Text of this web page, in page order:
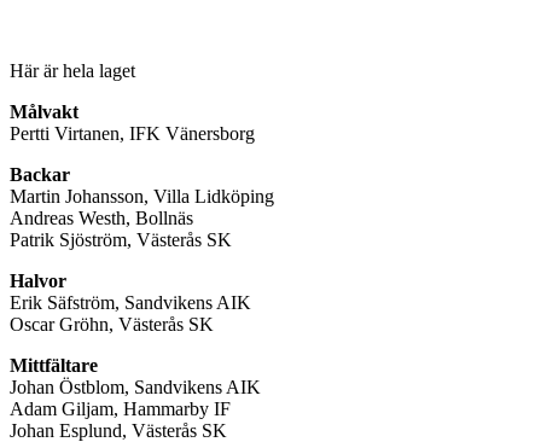
Här är hela laget
Målvakt
Pertti Virtanen, IFK Vänersborg
Backar
Martin Johansson, Villa Lidköping
Andreas Westh, Bollnäs
Patrik Sjöström, Västerås SK
Halvor
Erik Säfström, Sandvikens AIK
Oscar Gröhn, Västerås SK
Mittfältare
Johan Östblom, Sandvikens AIK
Adam Giljam, Hammarby IF
Johan Esplund, Västerås SK